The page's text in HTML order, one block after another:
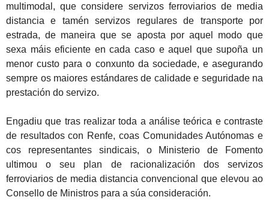
multimodal, que considere servizos ferroviarios de media
distancia e tamén servizos regulares de transporte por
estrada, de maneira que se aposta por aquel modo que
sexa máis eficiente en cada caso e aquel que supoña un
menor custo para o conxunto da sociedade, e asegurando
sempre os maiores estándares de calidade e seguridade na
prestación do servizo.
Engadiu que tras realizar toda a análise teórica e contraste
de resultados con Renfe, coas Comunidades Autónomas e
cos representantes sindicais, o Ministerio de Fomento
ultimou o seu plan de racionalización dos servizos
ferroviarios de media distancia convencional que elevou ao
Consello de Ministros para a súa consideración.